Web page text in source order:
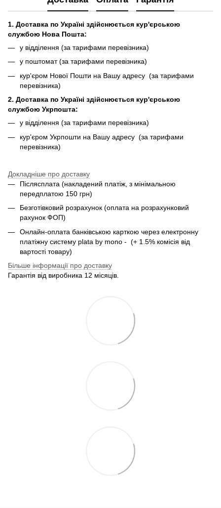
1. Доставка по Україні здійснюється кур'єрською
службою Нова Пошта:
у відділення (за тарифами перевізника)
у поштомат (за тарифами перевізника)
кур'єром Нової Пошти на Вашу адресу (за тарифами
перевізника)
2. Доставка по Україні здійснюється кур'єрською
службою Укрпошта:
у відділення (за тарифами перевізника)
кур'єром Укрпошти на Вашу адресу (за тарифами
перевізника)
Докладніше про доставку
Післясплата (накладений платіж, з мінімальною
передплатою 150 грн)
Безготівковий розрахунок (оплата на розрахунковий
рахунок ФОП)
Онлайн-оплата банківською карткою через електронну
платіжну систему plata by mono - (+ 1.5% комісія від
вартості товару)
Більше інформації про доставку
Гарантія від виробника 12 місяців.